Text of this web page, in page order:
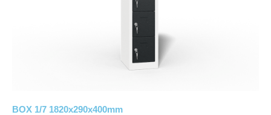
BOX 1/7 1820x290x400mm